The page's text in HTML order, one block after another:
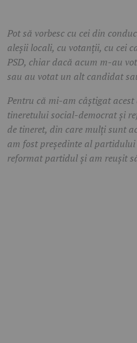
Pot să vorbesc cu cei din
aleșii locali, cu votanții, cu cei
PSD, chiar dacă acum m-au
sau au votat un alt candidat
Pentru că mi-am câștigat
tineretului social-democrat și
de tineret, din care mulți sunt
am fost președinte al
reformat partidul și am reușit